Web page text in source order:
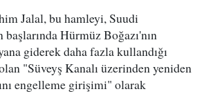
Jalal, bu hamleyi, Suudi
başlarında Hürmüz Boğazı'nın
giderek daha fazla kullandığı
"Süveyş Kanalı üzerinden yeniden
engelleme girişimi" olarak